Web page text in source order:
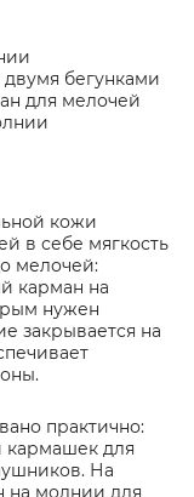
бегунками
для мелочей
кожи
в себе мягкость
мелочей:
карман на
нужен
закрывается на
практично:
кармашек для
На
на молнии для